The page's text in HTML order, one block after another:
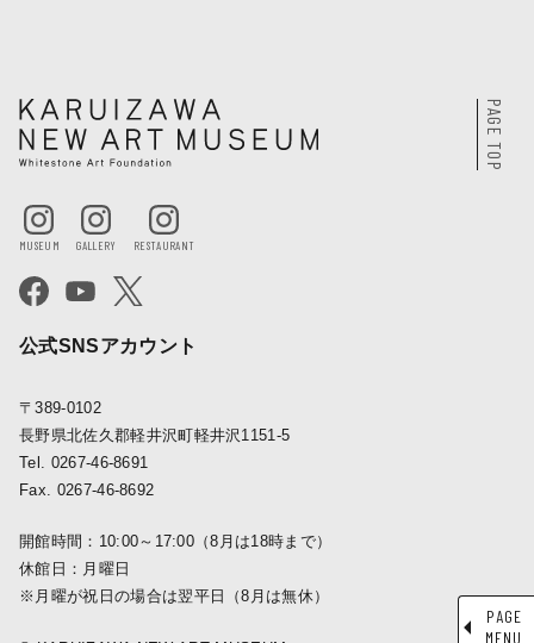
PAGE
MENU
公式SNSアカウント
〒389-0102
長野県北佐久郡軽井沢町軽井沢1151-5
Tel. 0267-46-8691
Fax. 0267-46-8692
開館時間：10:00～17:00（8月は18時まで）
休館日：月曜日
※月曜が祝日の場合は翌平日（8月は無休）
PAGE TOP